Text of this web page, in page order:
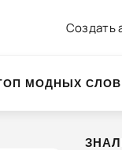
Создать
МОДНЫХ СЛОВ